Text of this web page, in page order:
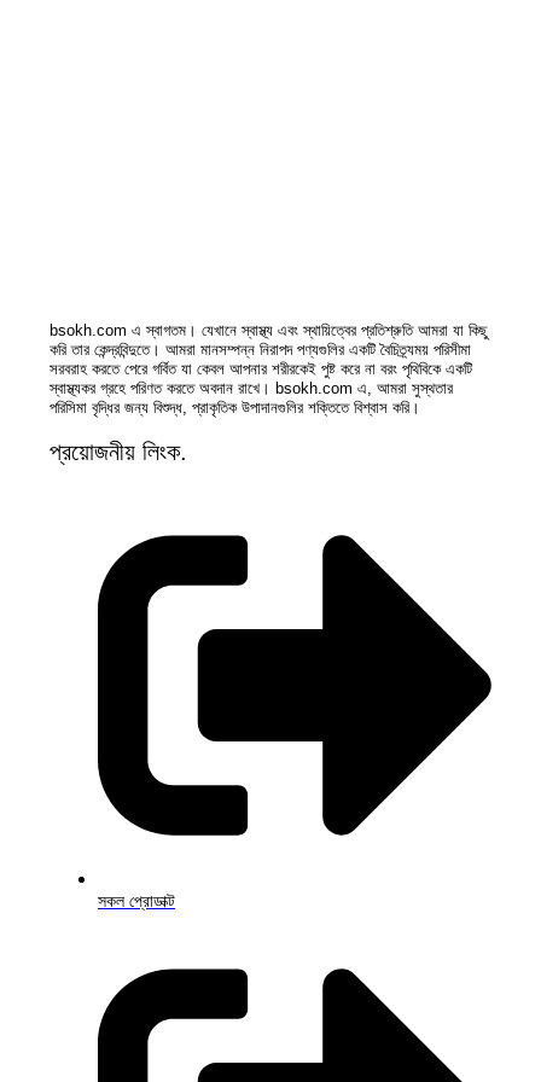
bsokh.com এ স্বাগতম। যেখানে স্বাস্থ্য এবং স্থায়িত্বের প্রতিশ্রুতি আমরা যা কিছু
করি তার কেন্দ্রবিন্দুতে। আমরা মানসম্পন্ন নিরাপদ পণ্যগুলির একটি বৈচিত্র্যময় পরিসীমা
সরবরাহ করতে পেরে গর্বিত যা কেবল আপনার শরীরকেই পুষ্ট করে না বরং পৃথিবিকে একটি
স্বাস্থ্যকর গ্রহে পরিণত করতে অবদান রাখে। bsokh.com এ, আমরা সুস্থতার
পরিসিমা বৃদ্ধির জন্য বিশুদ্ধ, প্রাকৃতিক উপাদানগুলির শক্তিতে বিশ্বাস করি।
প্রয়োজনীয় লিংক.
সকল প্রোডাক্ট